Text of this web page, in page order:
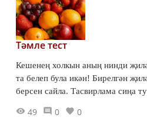
Тәмле тест
Кешенең холкын аның нинди
та белеп була икән! Бирелгән
берсен сайла. Тасвирлама сиңа
49 0 0